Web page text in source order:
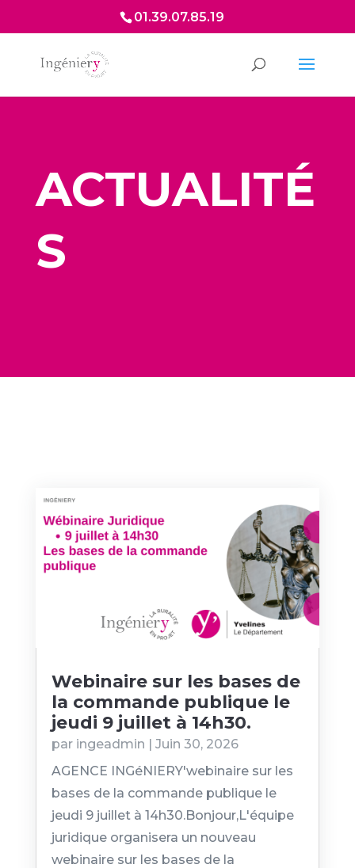
01.39.07.85.19
ACTUALITÉ
S
Webinaire sur les bases de
la commande publique le
jeudi 9 juillet à 14h30.
par ingeadmin | Juin 30, 2026
AGENCE INGéNIERY'webinaire sur les
bases de la commande publique le
jeudi 9 juillet à 14h30.Bonjour,L'équipe
juridique organisera un nouveau
webinaire sur les bases de la